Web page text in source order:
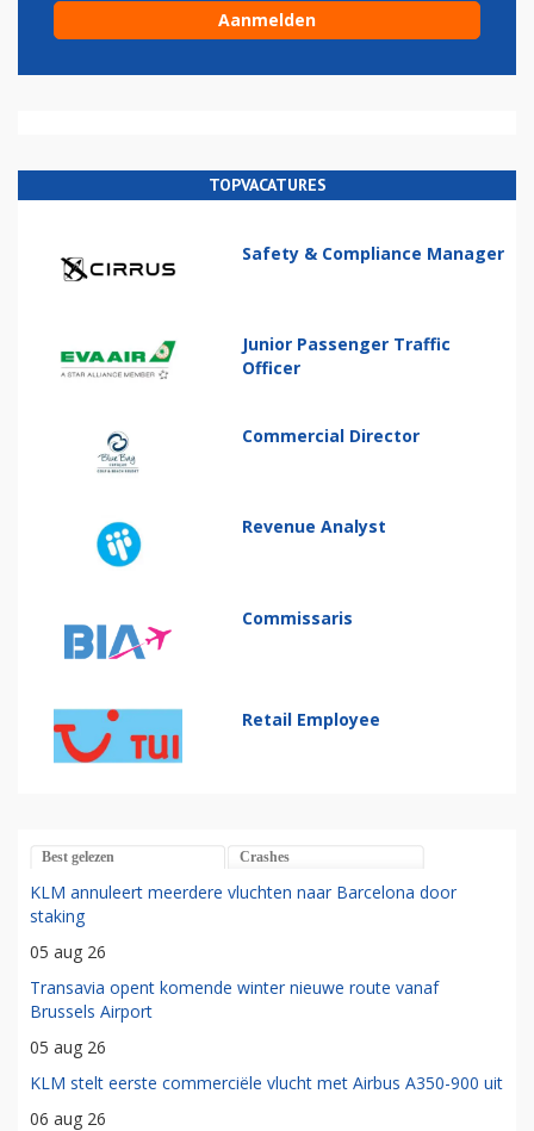
TOPVACATURES
Safety & Compliance Manager
Junior Passenger Traffic
Officer
Commercial Director
Revenue Analyst
Commissaris
Retail Employee
Best gelezen Crashes
KLM annuleert meerdere vluchten naar Barcelona door
staking
05 aug 26
Transavia opent komende winter nieuwe route vanaf
Brussels Airport
05 aug 26
KLM stelt eerste commerciële vlucht met Airbus A350-900 uit
06 aug 26